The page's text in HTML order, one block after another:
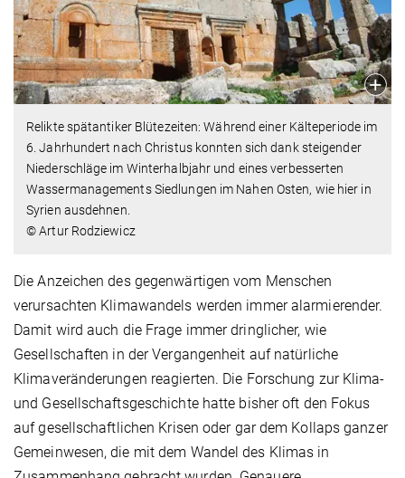
Relikte spätantiker Blütezeiten: Während einer Kälteperiode im
6. Jahrhundert nach Christus konnten sich dank steigender
Niederschläge im Winterhalbjahr und eines verbesserten
Wassermanagements Siedlungen im Nahen Osten, wie hier in
Syrien ausdehnen.
© Artur Rodziewicz
Die Anzeichen des gegenwärtigen vom Menschen
verursachten Klimawandels werden immer alarmierender.
Damit wird auch die Frage immer dringlicher, wie
Gesellschaften in der Vergangenheit auf natürliche
Klimaveränderungen reagierten. Die Forschung zur Klima-
und Gesellschaftsgeschichte hatte bisher oft den Fokus
auf gesellschaftlichen Krisen oder gar dem Kollaps ganzer
Gemeinwesen, die mit dem Wandel des Klimas in